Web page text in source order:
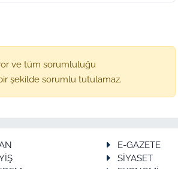
ve tüm sorumluluğu
şekilde sorumlu tutulamaz.
E-GAZETE
SİYASET